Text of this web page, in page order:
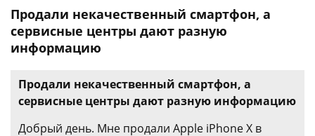
Продали некачественный смартфон, а
сервисные центры дают разную
информацию
Продали некачественный смартфон, а
сервисные центры дают разную информацию
Добрый день. Мне продали Apple iPhone X в